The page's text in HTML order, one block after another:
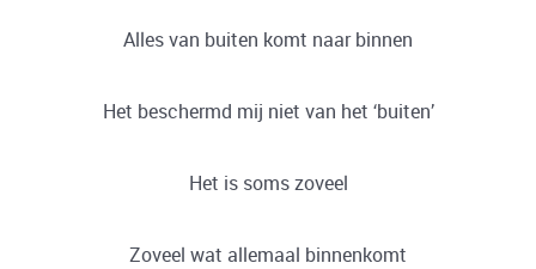
Alles van buiten komt naar binnen
Het beschermd mij niet van het ‘buiten’
Het is soms zoveel
Zoveel wat allemaal binnenkomt